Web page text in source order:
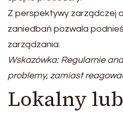
Z perspektywy zarządczej
zaniedbań pozwala
zarządzania.
Wskazówka: Regularnie
problemy, zamiast
Lokalny lub